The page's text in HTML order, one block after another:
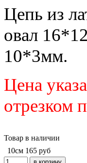
Цепь из
овал
10*3мм.
Цена
отрезком
Товар в наличии
10см 165 руб